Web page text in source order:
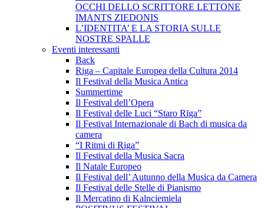
OCCHI DELLO SCRITTORE LETTONE
IMANTS ZIEDONIS
L’IDENTITA’ E LA STORIA SULLE
NOSTRE SPALLE
Eventi interessanti
Back
Riga – Capitale Europea della Cultura 2014
Il Festival della Musica Antica
Summertime
Il Festival dell’Opera
Il Festival delle Luci “Staro Rīga”
Il Festival Internazionale di Bach di musica da
camera
“I Ritmi di Riga”
Il Festival della Musica Sacra
Il Natale Europeo
Il Festival dell’ Autunno della Musica da Camera
Il Festival delle Stelle di Pianismo
Il Mercatino di Kalnciemiela